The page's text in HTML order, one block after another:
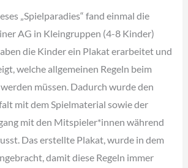
„Spielparadies“ fand einmal die
AG in Kleingruppen (4-8 Kinder)
die Kinder ein Plakat erarbeitet und
welche allgemeinen Regeln beim
müssen. Dadurch wurde den
mit dem Spielmaterial sowie der
mit den Mitspieler*innen während
Das erstellte Plakat, wurde in dem
damit diese Regeln immer